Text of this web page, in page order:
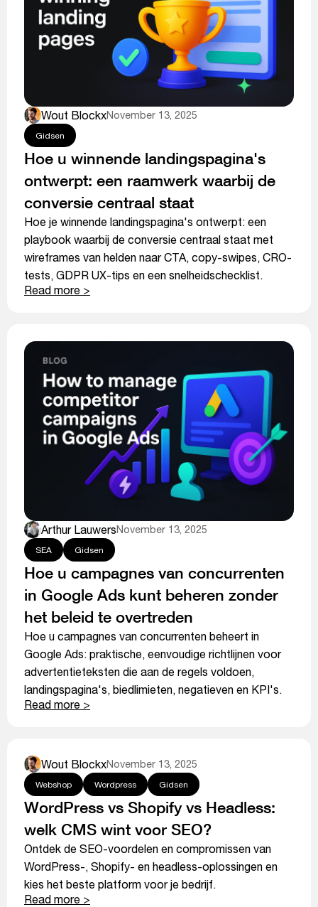
Wout BlockxNovember 13, 2025
Gidsen
Hoe u winnende landingspagina's
ontwerpt: een raamwerk waarbij de
conversie centraal staat
Hoe je winnende landingspagina's ontwerpt: een
playbook waarbij de conversie centraal staat met
wireframes van helden naar CTA, copy-swipes, CRO-
tests, GDPR UX-tips en een snelheidschecklist.
Read more >
Arthur LauwersNovember 13, 2025
SEA Gidsen
Hoe u campagnes van concurrenten
in Google Ads kunt beheren zonder
het beleid te overtreden
Hoe u campagnes van concurrenten beheert in
Google Ads: praktische, eenvoudige richtlijnen voor
advertentieteksten die aan de regels voldoen,
landingspagina's, biedlimieten, negatieven en KPI's.
Read more >
Wout BlockxNovember 13, 2025
Webshop Wordpress Gidsen
WordPress vs Shopify vs Headless:
welk CMS wint voor SEO?
Ontdek de SEO-voordelen en compromissen van
WordPress-, Shopify- en headless-oplossingen en
kies het beste platform voor je bedrijf.
Read more >